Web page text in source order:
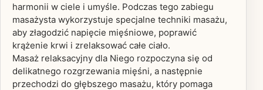
harmonii w ciele i umyśle. Podczas tego zabiegu
masażysta wykorzystuje specjalne techniki masażu,
aby złagodzić napięcie mięśniowe, poprawić
krążenie krwi i zrelaksować całe ciało.
Masaż relaksacyjny dla Niego rozpoczyna się od
delikatnego rozgrzewania mięśni, a następnie
przechodzi do głębszego masażu, który pomaga